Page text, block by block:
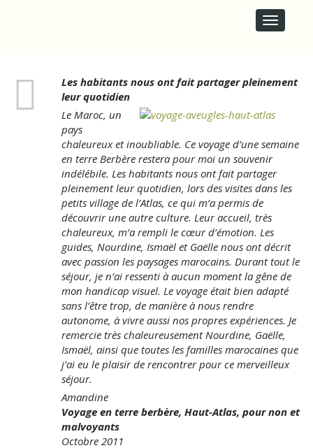
n
Les habitants nous ont fait partager pleinement
leur quotidien
Le Maroc, un
pays
chaleureux et inoubliable. Ce voyage d’une semaine
en terre Berbère restera pour moi un souvenir
indélébile. Les habitants nous ont fait partager
pleinement leur quotidien, lors des visites dans les
petits village de l’Atlas, ce qui m’a permis de
découvrir une autre culture. Leur accueil, très
chaleureux, m’a rempli le cœur d’émotion. Les
guides, Nourdine, Ismaël et Gaëlle nous ont décrit
avec passion les paysages marocains. Durant tout le
séjour, je n’ai ressenti à aucun moment la gêne de
mon handicap visuel. Le voyage était bien adapté
sans l’être trop, de manière à nous rendre
autonome, à vivre aussi nos propres expériences. Je
remercie très chaleureusement Nourdine, Gaëlle,
Ismaël, ainsi que toutes les familles marocaines que
j’ai eu le plaisir de rencontrer pour ce merveilleux
séjour.
Amandine
Voyage en terre berbère, Haut-Atlas, pour non et
malvoyants
Octobre 2011